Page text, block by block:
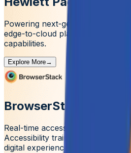
Powering next-gen digital
edge-to-cloud platform and
capabilities.
Explore More→
BrowserStack
Real-time accessibility, real
Accessibility training, our teams
digital experiences powered by